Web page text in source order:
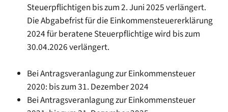
Steuerpflichtigen bis zum 2. Juni 2025 verlängert.
Die Abgabefrist für die Einkommensteuererklärung
2024 für beratene Steuerpflichtige wird bis zum
30.04.2026 verlängert.
Bei Antragsveranlagung zur Einkommensteuer
2020: bis zum 31. Dezember 2024
Bei Antragsveranlagung zur Einkommensteuer